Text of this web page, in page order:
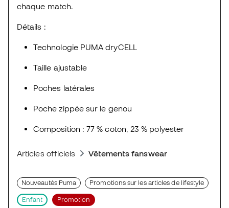
chaque match.
Détails :
Technologie PUMA dryCELL
Taille ajustable
Poches latérales
Poche zippée sur le genou
Composition : 77 % coton, 23 % polyester
Articles officiels Vêtements fanswear
Nouveautés Puma Promotions sur les articles de lifestyle
Enfant Promotion